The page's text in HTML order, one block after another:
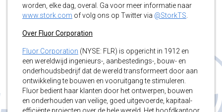
worden, elke dag, overal. Ga voor meer informatie naar
www.stork.com of volg ons op Twitter via @StorkTS
Over Fluor Corporation
Fluor Corporation (NYSE: FLR) is opgericht in 1912 en
een wereldwijd ingenieurs-, aanbestedings-, bouw- en
onderhoudsbedrijf dat de wereld transformeert door aan
ontwikkeling te bouwen en vooruitgang te stimuleren.
Fluor bedient haar klanten door het ontwerpen, bouwen
en onderhouden van veilige, goed uitgevoerde, kapitaal-
efficiënte projecten over de hele wereld. Het hoofdkantoor